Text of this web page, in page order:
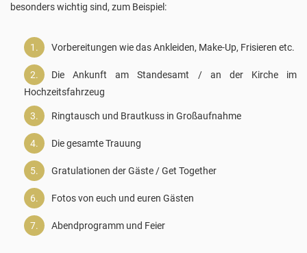
besonders wichtig sind, zum Beispiel:
Vorbereitungen wie das Ankleiden, Make-Up, Frisieren etc.
Die Ankunft am Standesamt / an der Kirche im
Hochzeitsfahrzeug
Ringtausch und Brautkuss in Großaufnahme
Die gesamte Trauung
Gratulationen der Gäste / Get Together
Fotos von euch und euren Gästen
Abendprogramm und Feier